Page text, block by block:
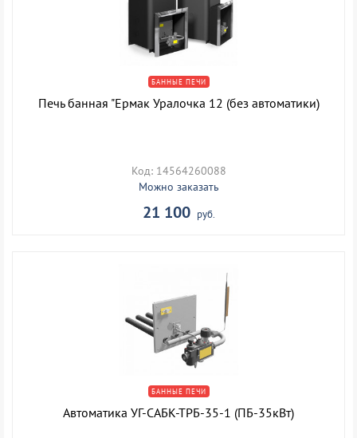
БАННЫЕ ПЕЧИ
Печь банная "Ермак Уралочка 12 (без автоматики)
Код: 14564260088
Можно заказать
21 100 руб.
БАННЫЕ ПЕЧИ
Автоматика УГ-САБК-ТРБ-35-1 (ПБ-35кВт)